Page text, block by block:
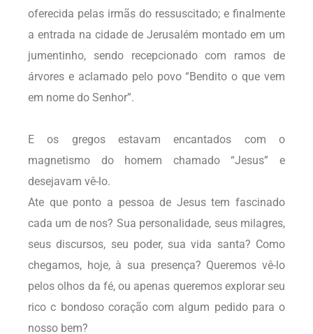
oferecida pelas irmãs do ressuscitado; e finalmente
a entrada na cidade de Jerusalém montado em um
jumentinho, sendo recepcionado com ramos de
árvores e aclamado pelo povo “Bendito o que vem
em nome do Senhor”.
E os gregos estavam encantados com o
magnetismo do homem chamado “Jesus” e
desejavam vê-lo.
Ate que ponto a pessoa de Jesus tem fascinado
cada um de nos? Sua personalidade, seus milagres,
seus discursos, seu poder, sua vida santa? Como
chegamos, hoje, à sua presença? Queremos vê-lo
pelos olhos da fé, ou apenas queremos explorar seu
rico c bondoso coração com algum pedido para o
nosso bem?